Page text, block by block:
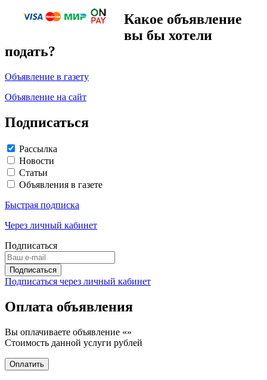
Какое объявление
вы бы хотели
подать?
Объявление в газету
Объявление на сайт
Подписаться
Рассылка
Новости
Статьи
Объявления в газете
Быстрая подписка
Через личный кабинет
Подписаться
Подписаться через личный кабинет
Оплата объявления
Вы оплачиваете объявление «»
Стоимость данной услуги рублей